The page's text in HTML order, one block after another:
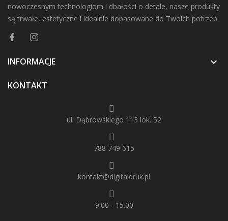
nowoczesnym technologiom i dbałości o detale, nasze produkty
są trwałe, estetyczne i idealnie dopasowane do Twoich potrzeb.
INFORMACJE 
KONTAKT
ul. Dąbrowskiego 113 lok. 52
788 749 615
kontakt@digitaldruk.pl
9.00 - 15.00